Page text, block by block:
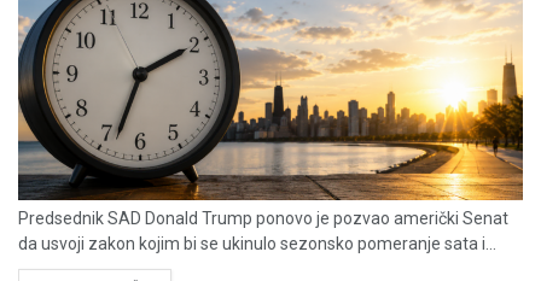
Predsednik SAD Donald Trump ponovo je pozvao američki Senat
da usvoji zakon kojim bi se ukinulo sezonsko pomeranje sata i...